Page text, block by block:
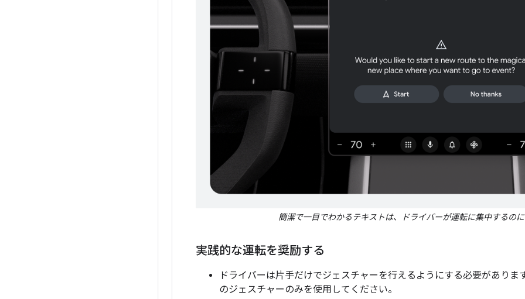
簡潔で一目でわかるテキストは、ドライバーが運転に集中するの
実践的な運転を奨励する
ドライバーは片手だけでジェスチャーを行えるようにする必要がありま
のジェスチャーのみを使用してください。